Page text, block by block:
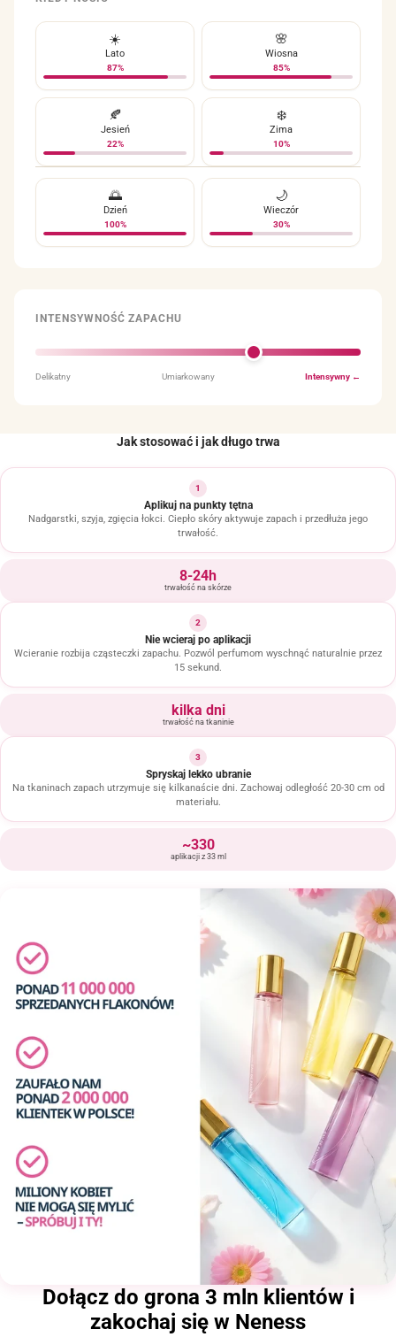
🌸
Wiosna
85%
☀️
Lato
87%
🍂
Jesień
22%
❄️
Zima
10%
🌅
Dzień
100%
🌙
Wieczór
30%
INTENSYWNOŚĆ ZAPACHU
Delikatny Umiarkowany Intensywny ←
Jak stosować i jak długo trwa
1
Aplikuj na punkty tętna
Nadgarstki, szyja, zgięcia łokci. Ciepło skóry aktywuje zapach i przedłuża jego
trwałość.
8-24h
trwałość na skórze
2
Nie wcieraj po aplikacji
Wcieranie rozbija cząsteczki zapachu. Pozwól perfumom wyschnąć naturalnie przez
15 sekund.
kilka dni
trwałość na tkaninie
3
Spryskaj lekko ubranie
Na tkaninach zapach utrzymuje się kilkanaście dni. Zachowaj odległość 20-30 cm od
materiału.
~330
aplikacji z 33 ml
Dołącz do grona 3 mln klientów i
zakochaj się w Neness